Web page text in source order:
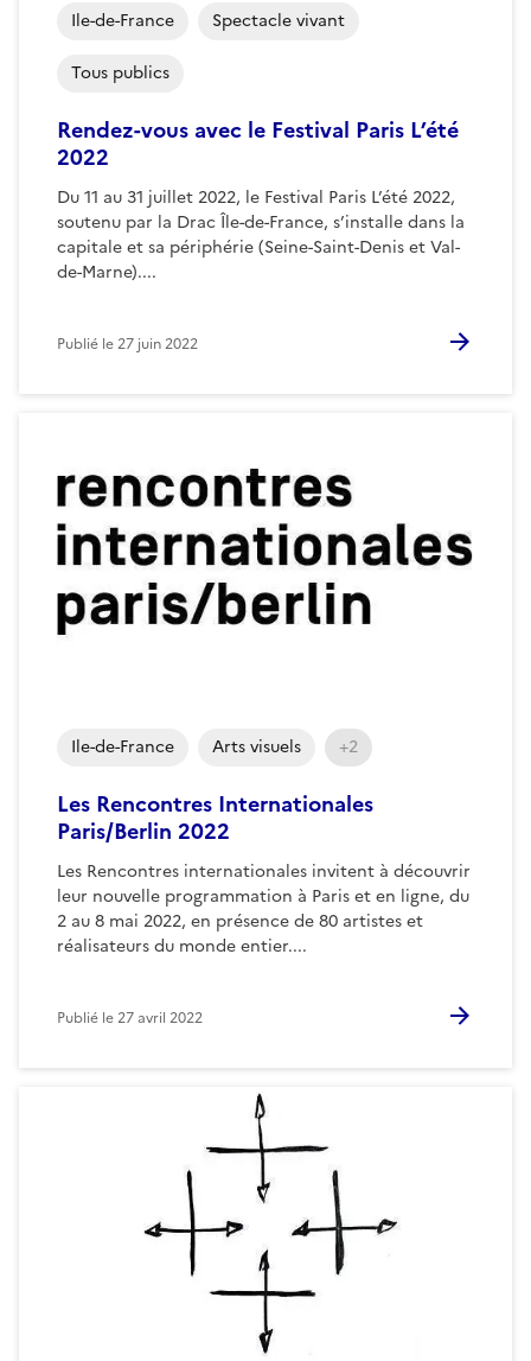
Rendez-vous avec le Festival Paris L’été
2022
Du 11 au 31 juillet 2022, le Festival Paris L’été 2022,
soutenu par la Drac Île-de-France, s’installe dans la
capitale et sa périphérie (Seine-Saint-Denis et Val-
de-Marne)....
Ile-de-France Spectacle vivant
Tous publics
Publié le27 juin 2022
Les Rencontres Internationales
Paris/Berlin 2022
Les Rencontres internationales invitent à découvrir
leur nouvelle programmation à Paris et en ligne, du
2 au 8 mai 2022, en présence de 80 artistes et
réalisateurs du monde entier....
Ile-de-France Arts visuels +2
Publié le27 avril 2022